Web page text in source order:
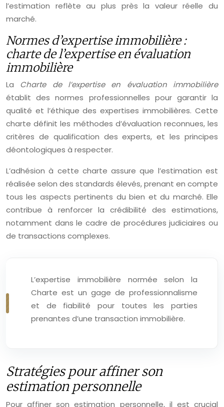
l’estimation reflète au plus près la valeur réelle du
marché.
Normes d’expertise immobilière :
charte de l’expertise en évaluation
immobilière
La Charte de l’expertise en évaluation immobilière
établit des normes professionnelles pour garantir la
qualité et l’éthique des expertises immobilières. Cette
charte définit les méthodes d’évaluation reconnues, les
critères de qualification des experts, et les principes
déontologiques à respecter.
L’adhésion à cette charte assure que l’estimation est
réalisée selon des standards élevés, prenant en compte
tous les aspects pertinents du bien et du marché. Elle
contribue à renforcer la crédibilité des estimations,
notamment dans le cadre de procédures judiciaires ou
de transactions complexes.
L’expertise immobilière normée selon la
Charte est un gage de professionnalisme
et de fiabilité pour toutes les parties
prenantes d’une transaction immobilière.
Stratégies pour affiner son
estimation personnelle
Pour affiner son estimation personnelle, il est crucial